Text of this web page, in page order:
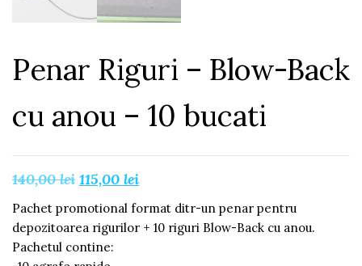
Penar Riguri – Blow-Back
cu anou – 10 bucati
140,00lei Prețul
inițial
a
fost:
115,00 leiPrețul
curent
este:
Pachet promotional format ditr-un penar pentru
depozitoarea rigurilor + 10 riguri Blow-Back cu anou.
Pachetul contine: